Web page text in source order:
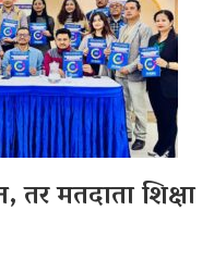
तर मतदाता शिक्षा